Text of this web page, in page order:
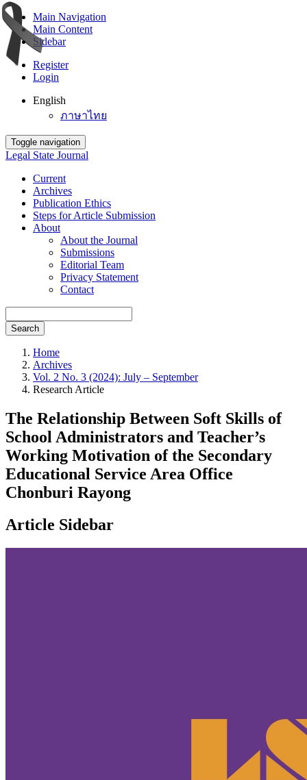
Main Navigation
Main Content
Sidebar
Register
Login
English
ภาษาไทย
Toggle navigation
Legal State Journal
Current
Archives
Publication Ethics
Steps for Article Submission
About
About the Journal
Submissions
Editorial Team
Privacy Statement
Contact
Search
Home
Archives
Vol. 2 No. 3 (2024): July – September
Research Article
The Relationship Between Soft Skills of
School Administrators and Teacher’s
Working Motivation of the Secondary
Educational Service Area Office
Chonburi Rayong
Article Sidebar